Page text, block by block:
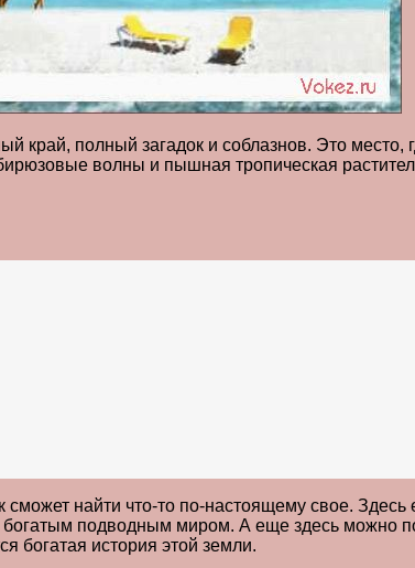
край, полный загадок и соблазнов. Это место,
волны и пышная тропическая
найти что-то по-настоящему свое. Здесь
подводным миром. А еще здесь можно
богатая история этой земли.